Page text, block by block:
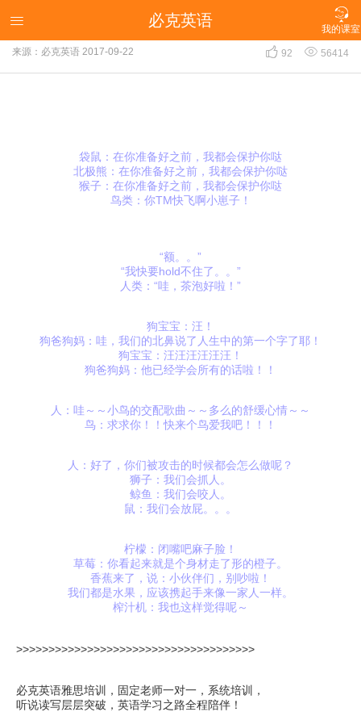

我的课室
 必克英语
英语趣味漫画
来源：必克英语 2017-09-22  92  56414
袋鼠：在你准备好之前，我都会保护你哒
北极熊：在你准备好之前，我都会保护你哒
猴子：在你准备好之前，我都会保护你哒
鸟类：你TM快飞啊小崽子！
“额。。”
“我快要hold不住了。。”
人类：“哇，茶泡好啦！”
狗宝宝：汪！
狗爸狗妈：哇，我们的北鼻说了人生中的第一个字了耶！
狗宝宝：汪汪汪汪汪汪！
狗爸狗妈：他已经学会所有的话啦！！
人：哇～～小鸟的交配歌曲～～多么的舒缓心情～～
鸟：求求你！！快来个鸟爱我吧！！！
人：好了，你们被攻击的时候都会怎么做呢？
狮子：我们会抓人。
鲸鱼：我们会咬人。
鼠：我们会放屁。。。
柠檬：闭嘴吧麻子脸！
草莓：你看起来就是个身材走了形的橙子。
香蕉来了，说：小伙伴们，别吵啦！
我们都是水果，应该携起手来像一家人一样。
榨汁机：我也这样觉得呢～
>>>>>>>>>>>>>>>>>>>>>>>>>>>>>>>>>>>>>
必克英语雅思培训，固定老师一对一，系统培训，
听说读写层层突破，英语学习之路全程陪伴！